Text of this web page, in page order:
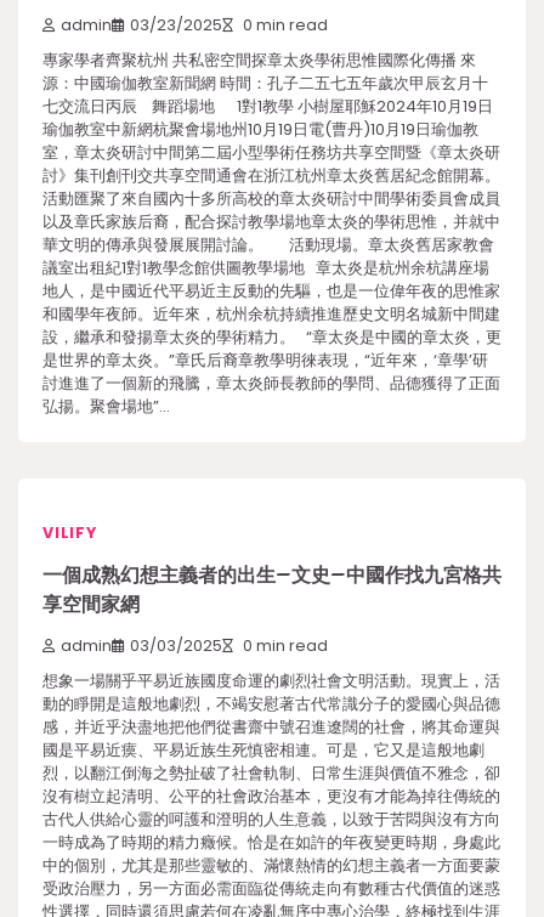
admin 03/23/2025 0 min read
專家學者齊聚杭州 共私密空間探章太炎學術思惟國際化傳播 來
源：中國瑜伽教室新聞網 時間：孔子二五七五年歲次甲辰玄月十
七交流日丙辰 舞蹈場地 1對1教學 小樹屋耶穌2024年10月19日
瑜伽教室中新網杭聚會場地州10月19日電(曹丹)10月19日瑜伽教
室，章太炎研討中間第二屆小型學術任務坊共享空間暨《章太炎研
討》集刊創刊交共享空間通會在浙江杭州章太炎舊居紀念館開幕。
活動匯聚了來自國內十多所高校的章太炎研討中間學術委員會成員
以及章氏家族后裔，配合探討教學場地章太炎的學術思惟，并就中
華文明的傳承與發展展開討論。 活動現場。章太炎舊居家教會
議室出租紀1對1教學念館供圖教學場地 章太炎是杭州余杭講座場
地人，是中國近代平易近主反動的先驅，也是一位偉年夜的思惟家
和國學年夜師。近年來，杭州余杭持續推進歷史文明名城新中間建
設，繼承和發揚章太炎的學術精力。 “章太炎是中國的章太炎，更
是世界的章太炎。”章氏后裔章教學明徠表現，“近年來，‘章學’研
討進進了一個新的飛騰，章太炎師長教師的學問、品德獲得了正面
弘揚。聚會場地”…
VILIFY
一個成熟幻想主義者的出生–文史–中國作找九宮格共
享空間家網
admin 03/03/2025 0 min read
想象一場關乎平易近族國度命運的劇烈社會文明活動。現實上，活
動的睜開是這般地劇烈，不竭安慰著古代常識分子的愛國心與品德
感，并近乎決盡地把他們從書齋中號召進遼闊的社會，將其命運與
國是平易近瘼、平易近族生死慎密相連。可是，它又是這般地劇
烈，以翻江倒海之勢扯破了社會軌制、日常生涯與價值不雅念，卻
沒有樹立起清明、公平的社會政治基本，更沒有才能為掉往傳統的
古代人供給心靈的呵護和澄明的人生意義，以致于苦悶與沒有方向
一時成為了時期的精力癥候。恰是在如許的年夜變更時期，身處此
中的個別，尤其是那些靈敏的、滿懷熱情的幻想主義者一方面要蒙
受政治壓力，另一方面必需面臨從傳統走向有數種古代價值的迷惑
性選擇，同時還須思慮若何在凌亂無序中專心治學，終極找到生涯